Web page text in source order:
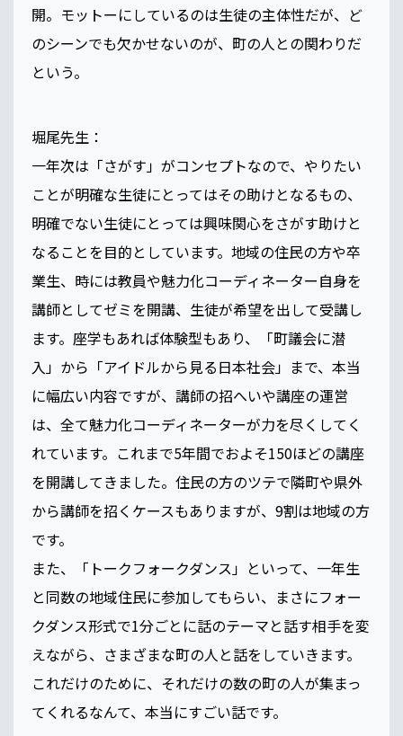
開。モットーにしているのは生徒の主体性だが、ど
のシーンでも欠かせないのが、町の人との関わりだ
という。
堀尾先生：
一年次は「さがす」がコンセプトなので、やりたい
ことが明確な生徒にとってはその助けとなるもの、
明確でない生徒にとっては興味関心をさがす助けと
なることを目的としています。地域の住民の方や卒
業生、時には教員や魅力化コーディネーター自身を
講師としてゼミを開講、生徒が希望を出して受講し
ます。座学もあれば体験型もあり、「町議会に潜
入」から「アイドルから見る日本社会」まで、本当
に幅広い内容ですが、講師の招へいや講座の運営
は、全て魅力化コーディネーターが力を尽くしてく
れています。これまで5年間でおよそ150ほどの講座
を開講してきました。住民の方のツテで隣町や県外
から講師を招くケースもありますが、9割は地域の方
です。
また、「トークフォークダンス」といって、一年生
と同数の地域住民に参加してもらい、まさにフォー
クダンス形式で1分ごとに話のテーマと話す相手を変
えながら、さまざまな町の人と話をしていきます。
これだけのために、それだけの数の町の人が集まっ
てくれるなんて、本当にすごい話です。